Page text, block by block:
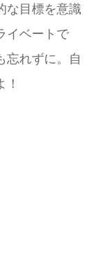
な目標を意識
イベートで
忘れずに。自